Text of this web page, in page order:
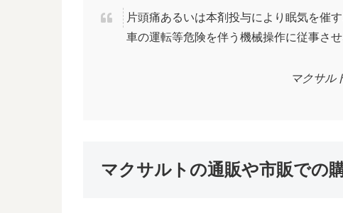
片頭痛あるいは本剤投与により眠気を催
車の運転等危険を伴う機械操作に従事さ
マクサル
マクサルトの通販や市販での